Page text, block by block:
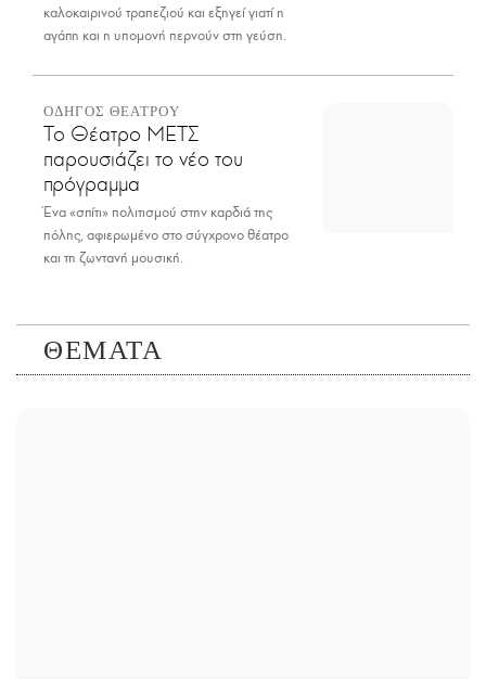
καλοκαιρινού τραπεζιού και εξηγεί γιατί η
αγάπη και η υπομονή περνούν στη γεύση.
ΟΔΗΓΟΣ ΘΕΑΤΡΟΥ
Το Θέατρο ΜΕΤΣ
παρουσιάζει το νέο του
πρόγραμμα
Ένα «σπίτι» πολιτισμού στην καρδιά της
πόλης, αφιερωμένο στο σύγχρονο θέατρο
και τη ζωντανή μουσική.
ΘΕΜΑΤΑ